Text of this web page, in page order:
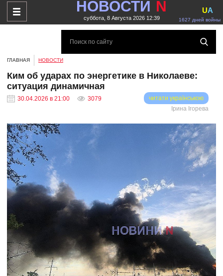
НОВОСТИ N
суббота, 8 Августа 2026 12:39 1627 дней войны
UA
ГЛАВНАЯ НОВОСТИ
Ким об ударах по энергетике в Николаеве:
ситуация динамичная
30.04.2026 в 21:00 3079
читати українською
Ірина Ігорева